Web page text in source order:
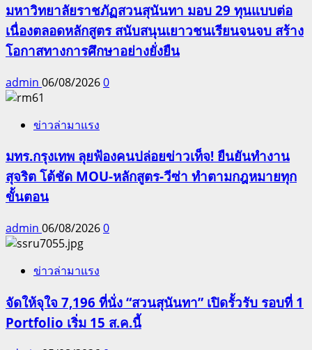
มหาวิทยาลัยราชภัฏสวนสุนันทา มอบ 29 ทุนแบบต่อ
เนื่องตลอดหลักสูตร สนับสนุนเยาวชนเรียนจนจบ สร้าง
โอกาสทางการศึกษาอย่างยั่งยืน
admin 06/08/20260
ข่าวล่ามาแรง
มทร.กรุงเทพ ลุยฟ้องคนปล่อยข่าวเท็จ! ยืนยันทำงาน
สุจริต โต้ชัด MOU-หลักสูตร-วีซ่า ทำตามกฎหมายทุก
ขั้นตอน
admin 06/08/20260
ข่าวล่ามาแรง
จัดให้จุใจ 7,196 ที่นั่ง “สวนสุนันทา” เปิดรั้วรับ รอบที่ 1
Portfolio เริ่ม 15 ส.ค.นี้